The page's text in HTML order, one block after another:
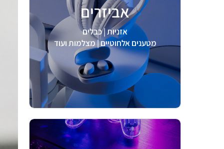
אביזרים
אזניות | כבלים
מטענים אלחוטיים | מצלמות ועוד
לצפיה >